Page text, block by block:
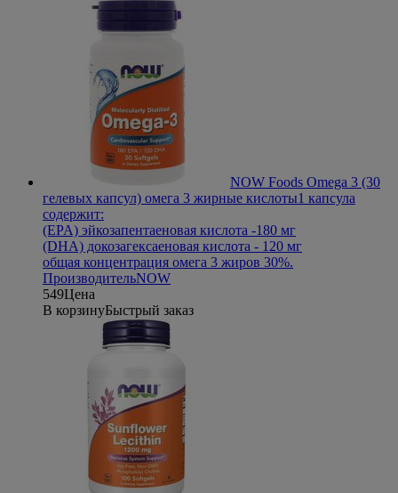
NOW Foods Omega 3 (30
гелевых капсул) омега 3 жирные кислоты1 капсула
содержит:
(EPA) эйкозапентаеновая кислота -180 мг
(DHA) докозагексаеновая кислота - 120 мг
общая концентрация омега 3 жиров 30%.
ПроизводительNOW
549Цена
В корзинуБыстрый заказ